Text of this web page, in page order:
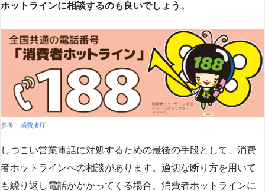
ホットラインに相談するのも良いでしょう。
参考： 消費者庁
しつこい営業電話に対処するための最後の手段として、消費
者ホットラインへの相談があります。適切な断り方を用いて
も繰り返し電話がかかってくる場合、消費者ホットラインに